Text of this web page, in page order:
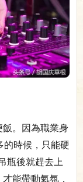
。因為職業身
的時候，只能硬
瓶後就趕去上
能帶動氣氛，